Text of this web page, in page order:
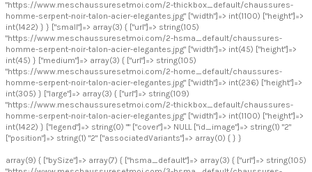
"https://www.meschaussuresetmoi.com/2-thickbox_default/chaussures-
homme-serpent-noir-talon-acier-elegantes.jpg" ["width"]=> int(1100) ["height"]=>
int(1422) } } ["small"]=> array(3) { ["url"]=> string(105)
"https://www.meschaussuresetmoi.com/2-hsma_default/chaussures-
homme-serpent-noir-talon-acier-elegantes.jpg" ["width"]=> int(45) ["height"]=>
int(45) } ["medium"]=> array(3) { ["url"]=> string(105)
"https://www.meschaussuresetmoi.com/2-home_default/chaussures-
homme-serpent-noir-talon-acier-elegantes.jpg" ["width"]=> int(236) ["height"]=>
int(305) } ["large"]=> array(3) { ["url"]=> string(109)
"https://www.meschaussuresetmoi.com/2-thickbox_default/chaussures-
homme-serpent-noir-talon-acier-elegantes.jpg" ["width"]=> int(1100) ["height"]=>
int(1422) } ["legend"]=> string(0) "" ["cover"]=> NULL ["id_image"]=> string(1) "2"
["position"]=> string(1) "2" ["associatedVariants"]=> array(0) { } }
array(9) { ["bySize"]=> array(7) { ["hsma_default"]=> array(3) { ["url"]=> string(105)